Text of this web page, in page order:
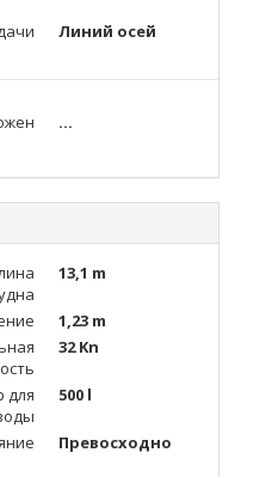
Линий осей
...
13,1 m
1,23 m
32 Kn
для
500 l
Превосходно